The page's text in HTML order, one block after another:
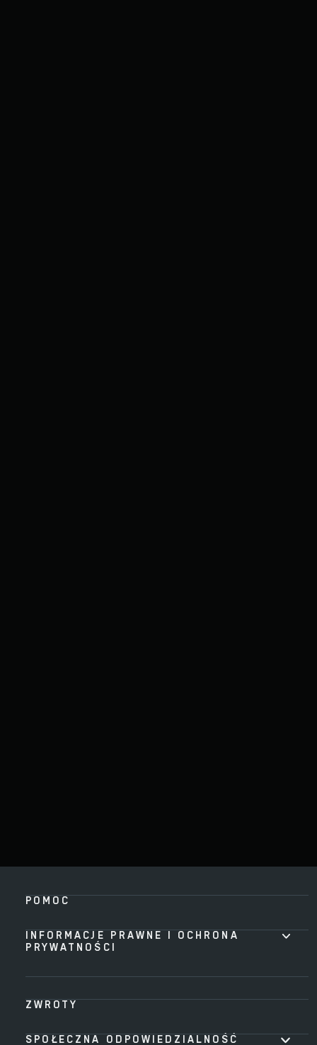
POMOC
INFORMACJE PRAWNE I OCHRONA
PRYWATNOŚCI
ZWROTY
SPOŁECZNA ODPOWIEDZIALNOŚĆ